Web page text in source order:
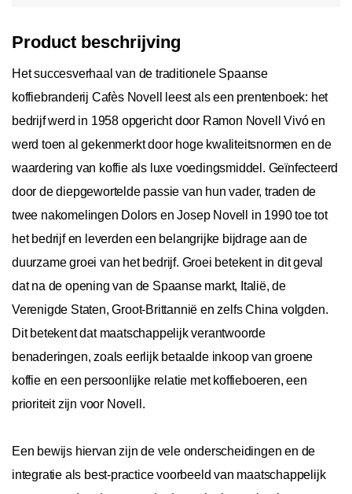
Product beschrijving
Het succesverhaal van de traditionele Spaanse
koffiebranderij Cafès Novell leest als een prentenboek: het
bedrijf werd in 1958 opgericht door Ramon Novell Vivó en
werd toen al gekenmerkt door hoge kwaliteitsnormen en de
waardering van koffie als luxe voedingsmiddel. Geïnfecteerd
door de diepgewortelde passie van hun vader, traden de
twee nakomelingen Dolors en Josep Novell in 1990 toe tot
het bedrijf en leverden een belangrijke bijdrage aan de
duurzame groei van het bedrijf. Groei betekent in dit geval
dat na de opening van de Spaanse markt, Italië, de
Verenigde Staten, Groot-Brittannië en zelfs China volgden.
Dit betekent dat maatschappelijk verantwoorde
benaderingen, zoals eerlijk betaalde inkoop van groene
koffie en een persoonlijke relatie met koffieboeren, een
prioriteit zijn voor Novell.
Een bewijs hiervan zijn de vele onderscheidingen en de
integratie als best-practice voorbeeld van maatschappelijk